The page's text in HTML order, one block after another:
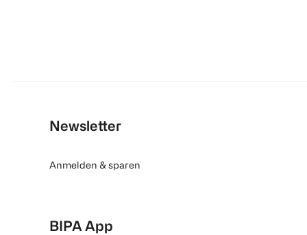
Newsletter
Anmelden & sparen
BIPA App